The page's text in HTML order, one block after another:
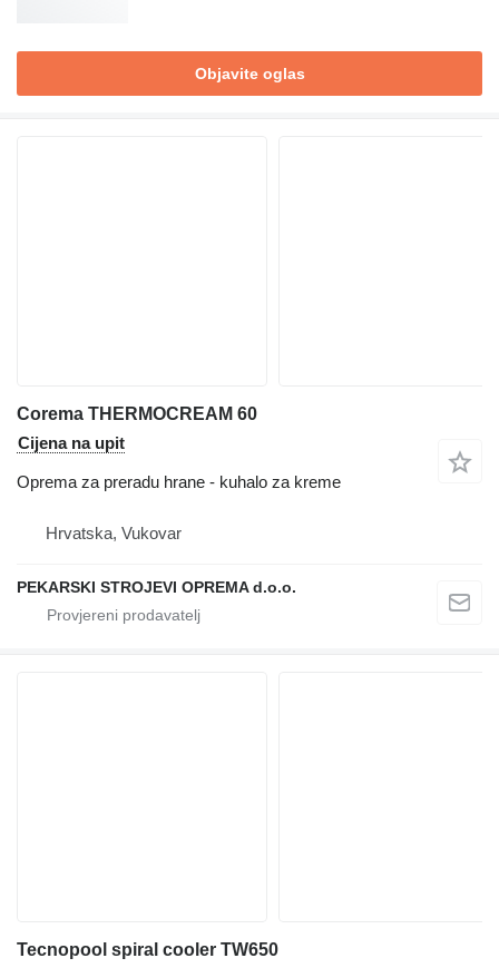
Objavite oglas
Corema THERMOCREAM 60
Cijena na upit
Oprema za preradu hrane - kuhalo za kreme
Hrvatska, Vukovar
PEKARSKI STROJEVI OPREMA d.o.o.
Tecnopool spiral cooler TW650